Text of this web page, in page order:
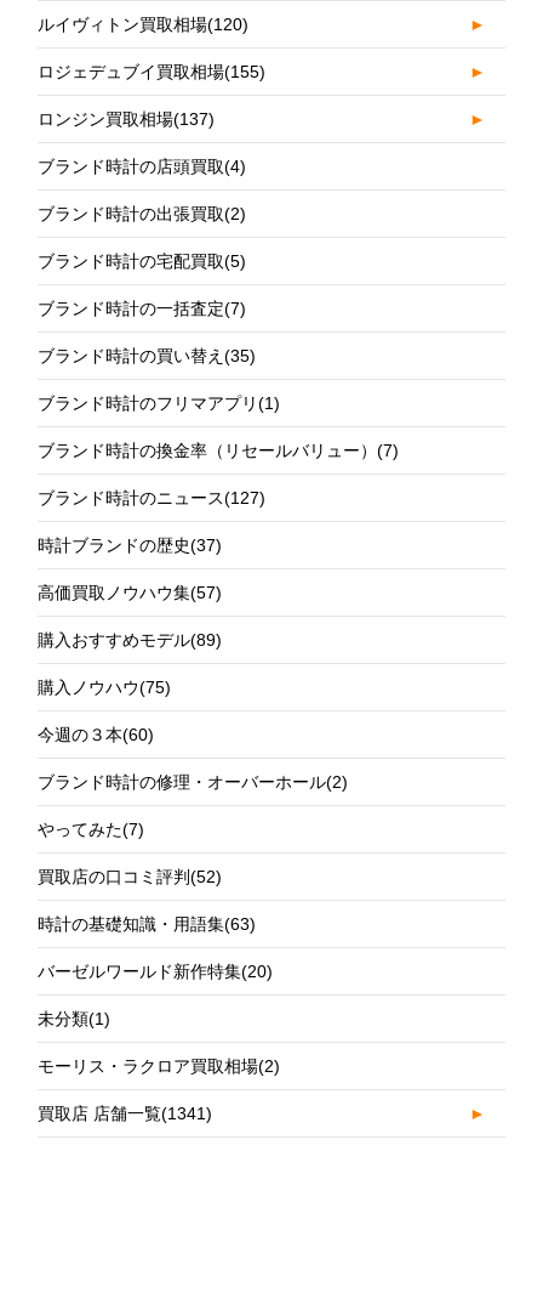
ルイヴィトン買取相場(120) ►
ロジェデュブイ買取相場(155) ►
ロンジン買取相場(137) ►
ブランド時計の店頭買取(4)
ブランド時計の出張買取(2)
ブランド時計の宅配買取(5)
ブランド時計の一括査定(7)
ブランド時計の買い替え(35)
ブランド時計のフリマアプリ(1)
ブランド時計の換金率（リセールバリュー）(7)
ブランド時計のニュース(127)
時計ブランドの歴史(37)
高価買取ノウハウ集(57)
購入おすすめモデル(89)
購入ノウハウ(75)
今週の３本(60)
ブランド時計の修理・オーバーホール(2)
やってみた(7)
買取店の口コミ評判(52)
時計の基礎知識・用語集(63)
バーゼルワールド新作特集(20)
未分類(1)
モーリス・ラクロア買取相場(2)
買取店 店舗一覧(1341) ►